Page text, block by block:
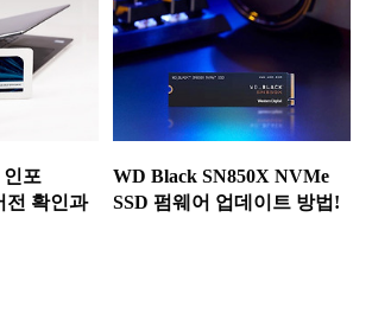
포
전 확인과
WD Black SN850X NVMe
SSD 펌웨어 업데이트 방법!